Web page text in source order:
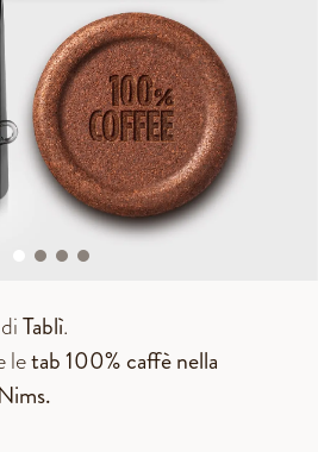
Tablì.
letab 100% caffè nella